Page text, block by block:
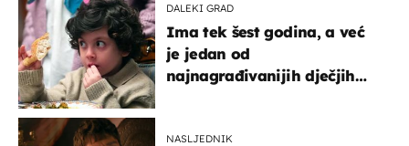
DALEKI GRAD
Ima tek šest godina, a već
je jedan od
najnagrađivanijih dječjih
NASLJEDNIK